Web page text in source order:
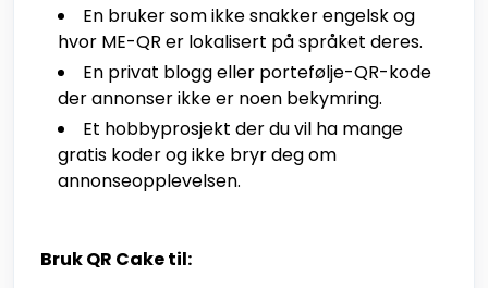
En bruker som ikke snakker engelsk og
hvor ME-QR er lokalisert på språket deres.
En privat blogg eller portefølje-QR-kode
der annonser ikke er noen bekymring.
Et hobbyprosjekt der du vil ha mange
gratis koder og ikke bryr deg om
annonseopplevelsen.
Bruk QR Cake til: